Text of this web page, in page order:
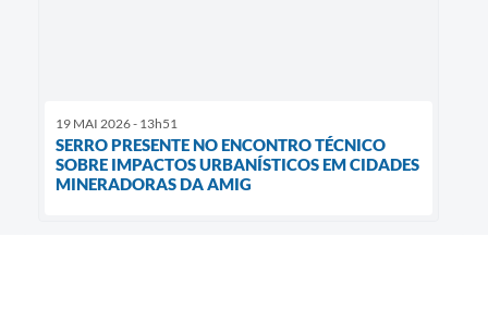
19 MAI 2026 - 13h51
SERRO PRESENTE NO ENCONTRO TÉCNICO
SOBRE IMPACTOS URBANÍSTICOS EM CIDADES
MINERADORAS DA AMIG